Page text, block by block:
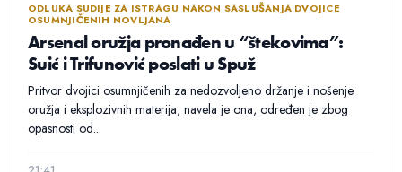
ODLUKA SUDIJE ZA ISTRAGU NAKON SASLUŠANJA DVOJICE
OSUMNJIČENIH NOVLJANA
Arsenal oružja pronađen u “štekovima”:
Suić i Trifunović poslati u Spuž
Pritvor dvojici osumnjičenih za nedozvoljeno držanje i nošenje
oružja i eksplozivnih materija, navela je ona, određen je zbog
opasnosti od...